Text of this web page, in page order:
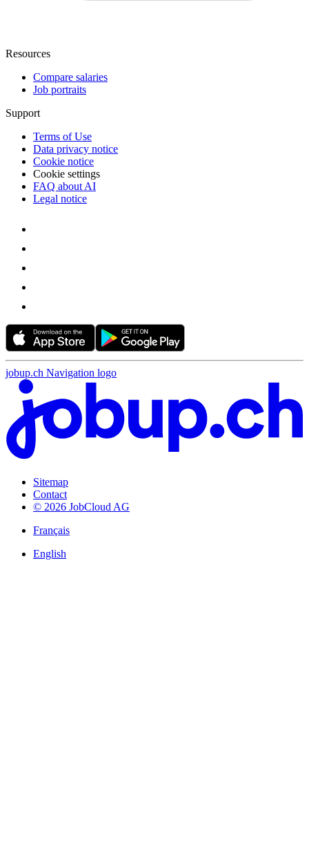
Resources
Compare salaries
Job portraits
Support
Terms of Use
Data privacy notice
Cookie notice
Cookie settings
FAQ about AI
Legal notice
jobup.ch Navigation logo
Sitemap
Contact
© 2026 JobCloud AG
Français
English